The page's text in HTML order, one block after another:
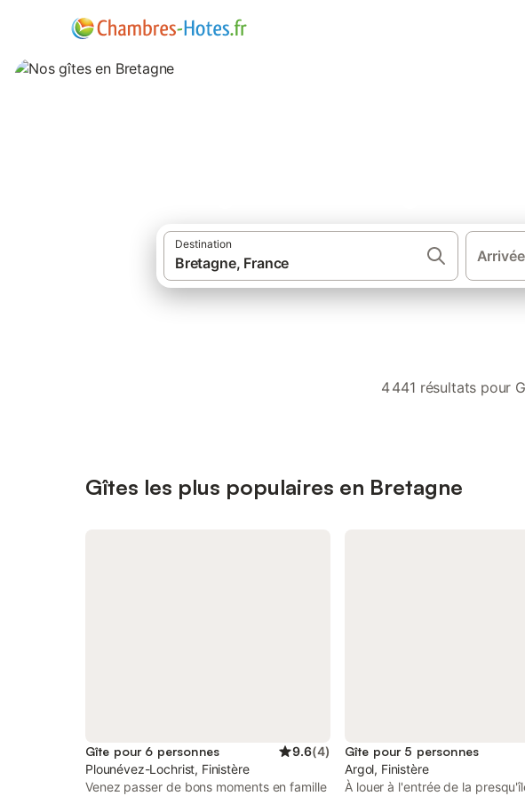
Destination
Arrivée
4 441 résultats pour
Gîtes les plus populaires en Bretagne
Gîte pour 6 personnes 9.6(4)
Plounévez-Lochrist, Finistère
Venez passer de bons moments en famille
Gîte pour 5 personnes
Argol, Finistère
À louer à l'entrée de la